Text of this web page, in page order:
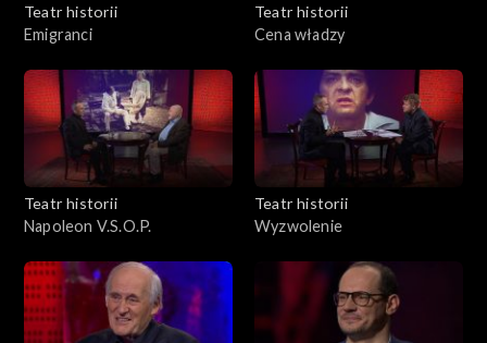
Teatr historii
Emigranci
Teatr historii
Cena władzy
Teatr historii
Napoleon V.S.O.P.
Teatr historii
Wyzwolenie